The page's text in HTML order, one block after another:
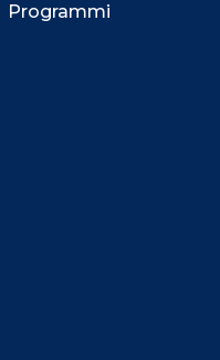
Programmi